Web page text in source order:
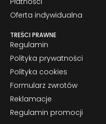
Oferta indywidualna
TREŚCI PRAWNE
Regulamin
Polityka prywatności
Polityka cookies
Formularz zwrotów
Reklamacje
Regulamin promocji